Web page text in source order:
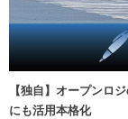
【独自】オープンロ
にも活用本格化